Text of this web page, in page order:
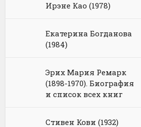
Ирэне Као (1978)
Екатерина Богданова
(1984)
Эрих Мария Ремарк
(1898-1970). Биография
и список всех книг
Стивен Кови (1932)